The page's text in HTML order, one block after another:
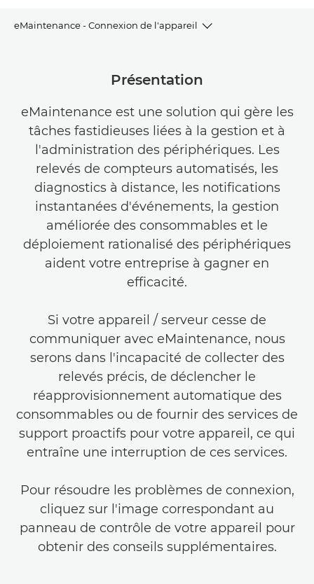
eMaintenance - Connexion de l'appareil
FAQ
Centre de support
Présentation
eMaintenance est une solution qui gère les
tâches fastidieuses liées à la gestion et à
l'administration des périphériques. Les
relevés de compteurs automatisés, les
diagnostics à distance, les notifications
instantanées d'événements, la gestion
améliorée des consommables et le
déploiement rationalisé des périphériques
aident votre entreprise à gagner en
efficacité.
Si votre appareil / serveur cesse de
communiquer avec eMaintenance, nous
serons dans l'incapacité de collecter des
relevés précis, de déclencher le
réapprovisionnement automatique des
consommables ou de fournir des services de
support proactifs pour votre appareil, ce qui
entraîne une interruption de ces services.
Pour résoudre les problèmes de connexion,
cliquez sur l'image correspondant au
panneau de contrôle de votre appareil pour
obtenir des conseils supplémentaires.